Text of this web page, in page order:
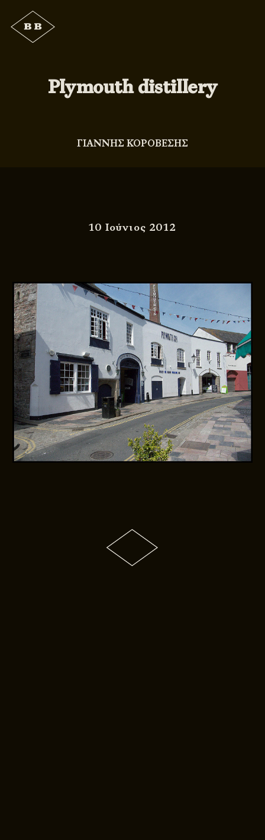
Plymouth distillery
ΓΙΑΝΝΗΣ ΚΟΡΟΒΕΣΗΣ
10 Ιούνιος 2012